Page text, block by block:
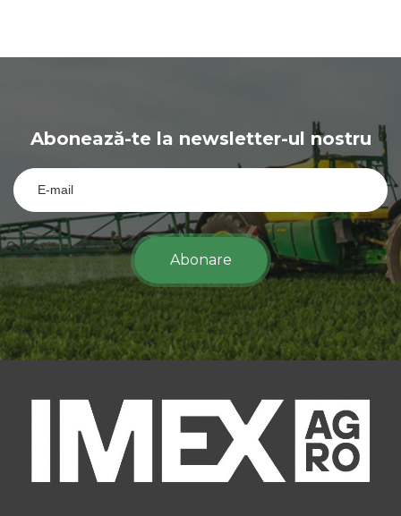
Abonează-te la newsletter-ul nostru
Abonare